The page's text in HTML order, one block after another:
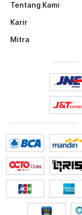
Tentang Kami
Karir
Mitra